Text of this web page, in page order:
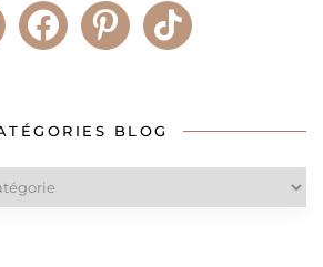
facebookpinteresttiktok
BLOG